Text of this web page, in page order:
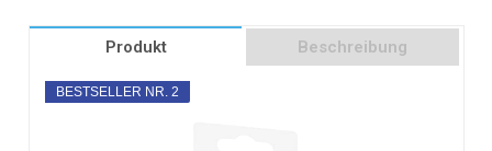
Produkt Beschreibung
BESTSELLER NR. 2